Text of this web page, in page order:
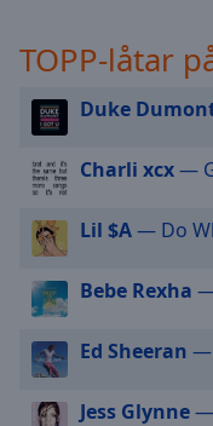
in-
Picture
Fullscreen
modal
window.
Beginning
dialog
window.
TOPP-låtar
Duke
Charli xcx—
Lil $A— Do
Bebe Rexha
Ed Sheeran —
Jess Glynne—